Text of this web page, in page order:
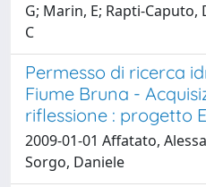
G; Marin, E; Rapti-Caputo,
C
Permesso di ricerca
Fiume Bruna -
riflessione : progetto
2009-01-01 Affatato,
Sorgo, Daniele